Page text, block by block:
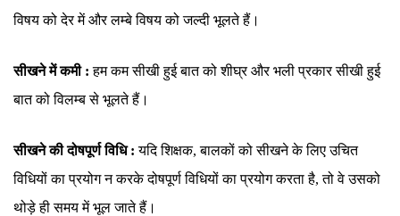
विषय को देर में और लम्बे विषय को जल्दी भूलते हैं।
सीखने में कमी :हम कम सीखी हुई बात को शीघ्र और भली प्रकार सीखी हुई
बात को विलम्ब से भूलते हैं।
सीखने की दोषपूर्ण विधि : यदि शिक्षक, बालकों को सीखने के लिए उचित
विधियों का प्रयोग न करके दोषपूर्ण विधियों का प्रयोग करता है, तो वे उसको
थोड़े ही समय में भूल जाते हैं।